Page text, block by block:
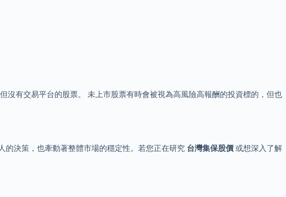
有交易平台的股票。 未上市股票有時會被視為高風險高報酬的投資標的，但也
的決策，也牽動著整體市場的穩定性。若您正在研究 台灣集保股價 或想深入了解